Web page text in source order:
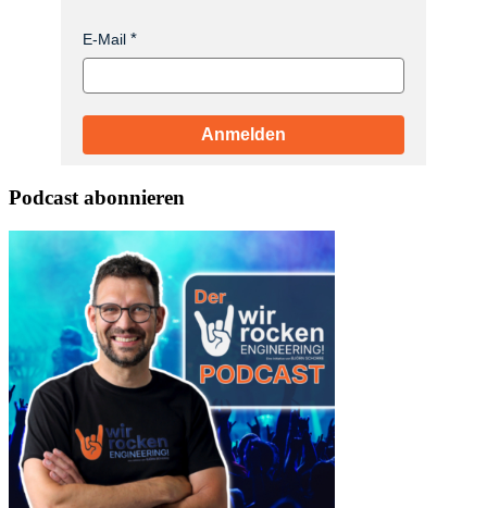
E-Mail
Anmelden
Podcast abonnieren